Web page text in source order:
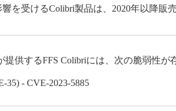
を受けるColibri製品は、2020年以降
提供するFFS Colibriには、次の脆弱性が
35) - CVE-2023-5885